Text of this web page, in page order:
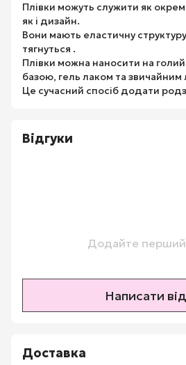
Плівки можуть служити як
як і дизайн.
Вони мають еластичну
тягнуться .
Плівки можна наносити на голий
базою, гель лаком та звичайним
Це сучасний спосіб додати
Відгуки
Додайте перший
Написати
Доставка